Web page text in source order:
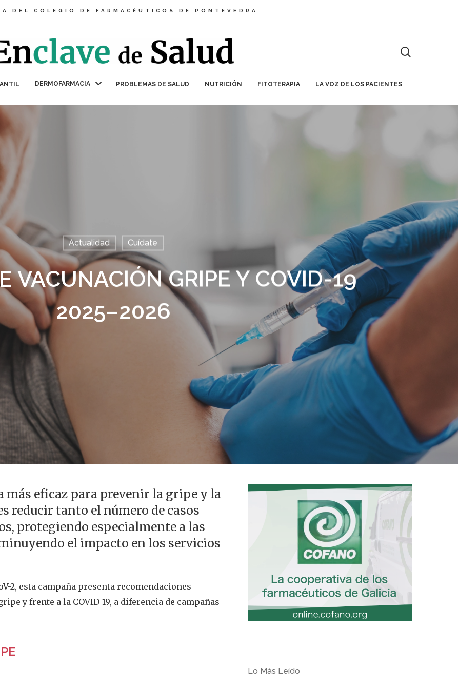
DEL COLEGIO DE FARMACÉUTICOS DE PONTEVEDRA
DERMOFARMACIA PROBLEMAS DE SALUD NUTRICIÓN FITOTERAPIA LA VOZ DE LOS PACIENTES
Actualidad Cuídate
VACUNACIÓN GRIPE Y COVID-19
2025–2026
más eficaz para prevenir la gripe y la
reducir tanto el número de casos
protegiendo especialmente a las
el impacto en los servicios
2, esta campaña presenta recomendaciones
y frente a la COVID-19, a diferencia de campañas
Lo Más Leído